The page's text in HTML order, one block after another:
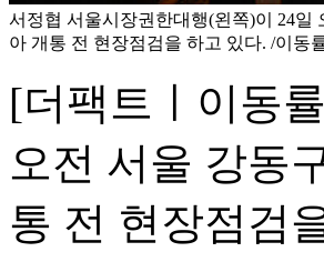
서정협 서울시장권한대행(왼쪽)이 24일
아 개통 전 현장점검을 하고 있다. /이동
[더팩트ㅣ이동
오전 서울 강동
통 전 현장점검